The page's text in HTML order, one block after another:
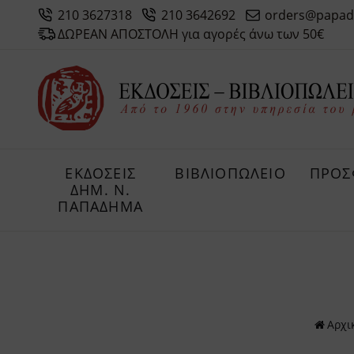
210 3627318 210 3642692
ΔΩΡΕΑΝ ΑΠΟΣΤΟΛΗ για αγορές άνω των 50€
ΕΚΔΟΣΕΙΣ
ΔHM. Ν.
ΠΑΠΑΔΗΜΑ
ΒΙΒΛΙΟΠΩΛΕΙΟ